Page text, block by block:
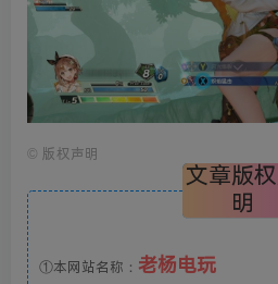
© 版权声明
文章版
明
①本网站名称： 老杨电玩